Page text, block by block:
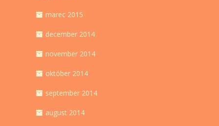
marec 2015
december 2014
november 2014
október 2014
september 2014
august 2014